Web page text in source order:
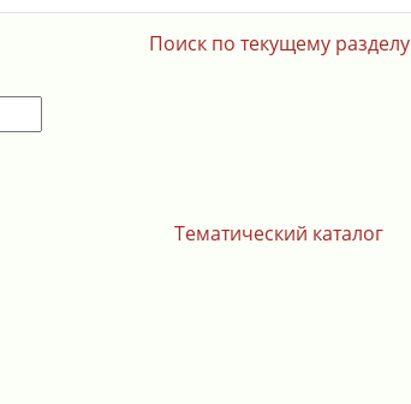
Тематический каталог
Поиск по текущему разделу